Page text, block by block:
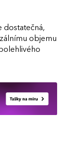
dostatečná,
objemu